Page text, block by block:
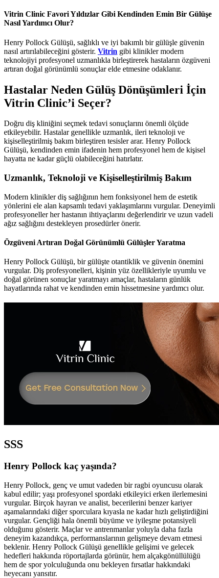
Vitrin Clinic Favori Yıldızlar Gibi Kendinden Emin Bir Gülüşe
Nasıl Yardımcı Olur?
Henry Pollock Gülüşü, sağlıklı ve iyi bakımlı bir gülüşle güvenin
nasıl artırılabileceğini gösterir. Vitrin gibi klinikler modern
teknolojiyi profesyonel uzmanlıkla birleştirerek hastaların özgüveni
artıran doğal görünümlü sonuçlar elde etmesine odaklanır.
Hastalar Neden Gülüş Dönüşümleri İçin
Vitrin Clinic’i Seçer?
Doğru diş kliniğini seçmek tedavi sonuçlarını önemli ölçüde
etkileyebilir. Hastalar genellikle uzmanlık, ileri teknoloji ve
kişiselleştirilmiş bakım birleştiren tesisler arar. Henry Pollock
Gülüşü, kendinden emin ifadenin hem profesyonel hem de kişisel
hayatta ne kadar güçlü olabileceğini hatırlatır.
Uzmanlık, Teknoloji ve Kişiselleştirilmiş Bakım
Modern klinikler diş sağlığının hem fonksiyonel hem de estetik
yönlerini ele alan kapsamlı tedavi yaklaşımlarını vurgular. Deneyimli
profesyoneller her hastanın ihtiyaçlarını değerlendirir ve uzun vadeli
ağız sağlığını destekleyen prosedürler önerir.
Özgüveni Artıran Doğal Görünümlü Gülüşler Yaratma
Henry Pollock Gülüşü, bir gülüşte otantiklik ve güvenin önemini
vurgular. Diş profesyonelleri, kişinin yüz özellikleriyle uyumlu ve
doğal görünen sonuçlar yaratmayı amaçlar, hastaların günlük
hayatlarında rahat ve kendinden emin hissetmesine yardımcı olur.
SSS
Henry Pollock kaç yaşında?
Henry Pollock, genç ve umut vadeden bir ragbi oyuncusu olarak
kabul edilir; yaşı profesyonel spordaki etkileyici erken ilerlemesini
vurgular. Birçok hayran ve analist, becerilerini benzer kariyer
aşamalarındaki diğer sporculara kıyasla ne kadar hızlı geliştirdiğini
vurgular. Gençliği hala önemli büyüme ve iyileşme potansiyeli
olduğunu gösterir. Maçlar ve antrenmanlar yoluyla daha fazla
deneyim kazandıkça, performanslarının gelişmeye devam etmesi
beklenir. Henry Pollock Gülüşü genellikle gelişimi ve gelecek
hedefleri hakkında röportajlarda görünür, hem alçakgönüllülüğü
hem de spor yolculuğunda onu bekleyen fırsatlar hakkındaki
heyecanı yansıtır.